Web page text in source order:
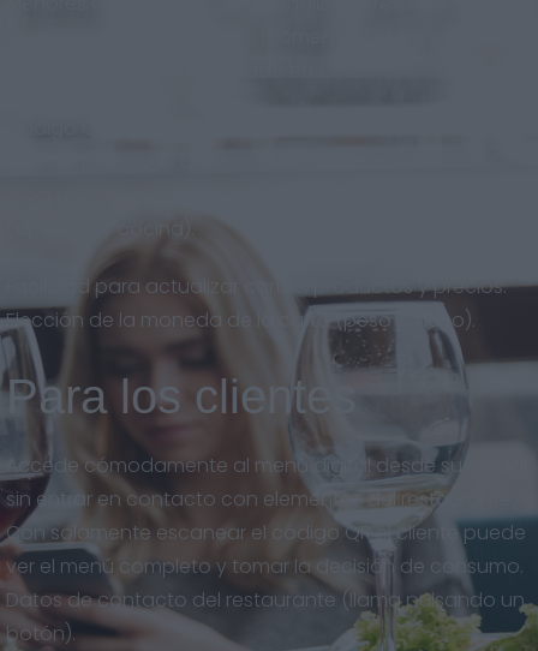
(apertura y cocina).
Facilidad para actualizar cartas, productos y precios.
Elección de la moneda de la carta (peso chileno).
Para los clientes
Accede cómodamente al menú digital desde su celular
sin entrar en contacto con elementos del restaurante.
Con solamente escanear el código QR el cliente puede
ver el menú completo y tomar la decisión de consumo.
Datos de contacto del restaurante (llama pulsando un
botón).